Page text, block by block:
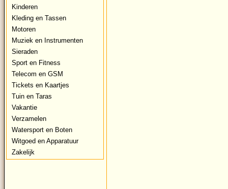
Kinderen
Kleding en Tassen
Motoren
Muziek en Instrumenten
Sieraden
Sport en Fitness
Telecom en GSM
Tickets en Kaartjes
Tuin en Taras
Vakantie
Verzamelen
Watersport en Boten
Witgoed en Apparatuur
Zakelijk